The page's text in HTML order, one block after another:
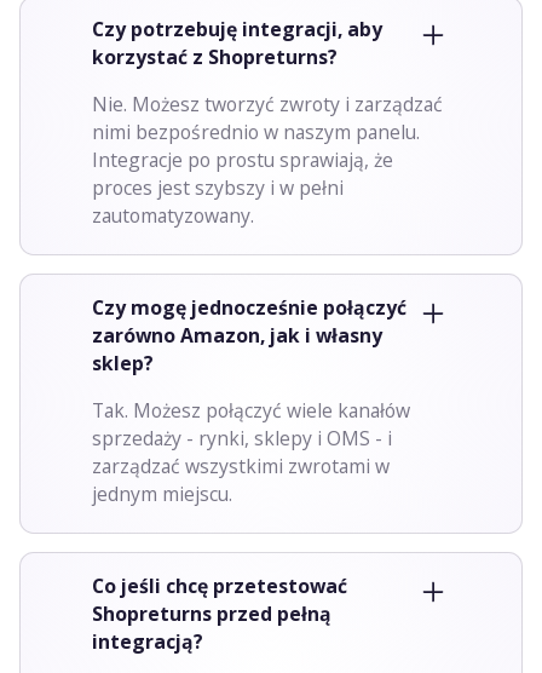
Czy potrzebuję integracji, aby
korzystać z Shopreturns?
Nie. Możesz tworzyć zwroty i zarządzać
nimi bezpośrednio w naszym panelu.
Integracje po prostu sprawiają, że
proces jest szybszy i w pełni
zautomatyzowany.
Czy mogę jednocześnie połączyć
zarówno Amazon, jak i własny
sklep?
Tak. Możesz połączyć wiele kanałów
sprzedaży - rynki, sklepy i OMS - i
zarządzać wszystkimi zwrotami w
jednym miejscu.
Co jeśli chcę przetestować
Shopreturns przed pełną
integracją?